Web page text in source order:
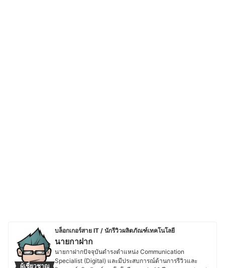
ผู้เชี่ยวชาญ
บล็อกเกอร์สาย IT / นักรีวิวผลิตภัณฑ์เทคโนโลยี
นายกาฝาก
นายกาฝากปัจจุบันดำรงตำแหน่ง Communication
Specialist (Digital) และมีประสบการณ์ด้านการรีวิวและ